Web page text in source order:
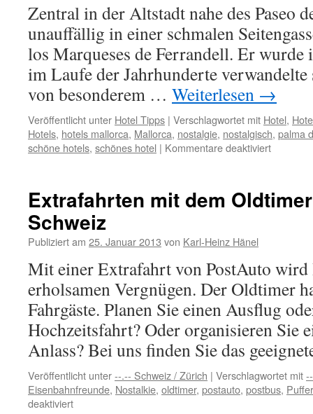
Zentral in der Altstadt nahe des Paseo
unauffällig in einer schmalen
los Marqueses de Ferrandell. Er
im Laufe der Jahrhunderte verwandelte
von besonderem … Weiterlesen →
Veröffentlicht unter Hotel Tipps | Verschlagwortet mit Hotel,
Hotels, hotels mallorca, Mallorca, nostalgie, nostalgisch, palma
schöne hotels, schönes hotel | Kommentare deaktiviertfür
Hotel
Extrafahrten mit dem
Schweiz
Publiziert am 25. Januar 2013 von Karl-Heinz Hänel
Mit einer Extrafahrt von PostAuto
erholsamen Vergnügen. Der Oldtimer
Fahrgäste. Planen Sie einen Ausflug
Hochzeitsfahrt? Oder organisieren Sie
Anlass? Bei uns finden Sie das
Veröffentlicht unter--.-- Schweiz / Zürich | Verschlagwortet mit
Eisenbahnfreunde, Nostalkie, oldtimer, postauto, postbus,
deaktiviertfür